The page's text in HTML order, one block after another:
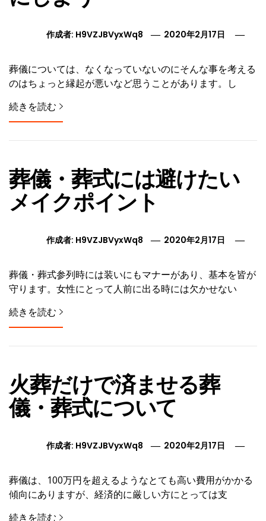
作成者: H9VZJBVyxWq8 2020年2月17日
葬儀については、なくなっていないのにそんな事を考える
のはちょっと縁起が悪いなど思うことがあります。し
続きを読む
葬儀・葬式には避けたい
メイクポイント
作成者: H9VZJBVyxWq8 2020年2月17日
葬儀・葬式参列時には装いにもマナーがあり、基本を皆が
守ります。女性にとって人前に出る時には欠かせない
続きを読む
火葬だけで済ませる葬
儀・葬式について
作成者: H9VZJBVyxWq8 2020年2月17日
葬儀は、100万円を超えるようなとても高い費用がかかる
傾向にありますが、経済的に厳しい方にとっては支
続きを読む